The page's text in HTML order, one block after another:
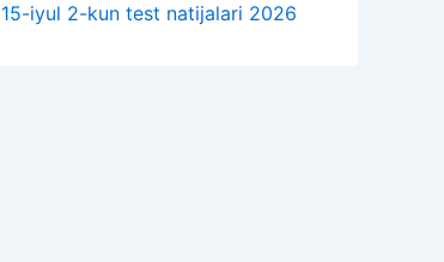
15-iyul 2-kun test natijalari 2026